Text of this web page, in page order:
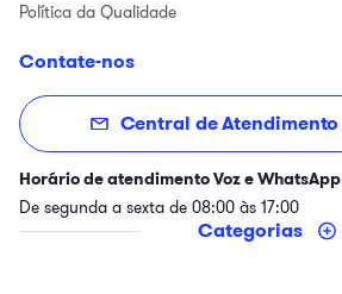
Política da Qualidade
Contate-nos
Central de Atendimento
Horário de atendimento Voz e WhatsApp
De segunda a sexta de 08:00 às 17:00
Categorias